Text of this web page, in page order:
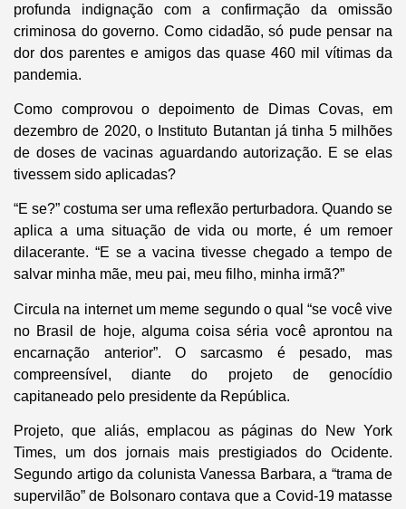
profunda indignação com a confirmação da omissão
criminosa do governo. Como cidadão, só pude pensar na
dor dos parentes e amigos das quase 460 mil vítimas da
pandemia.
Como comprovou o depoimento de Dimas Covas, em
dezembro de 2020, o Instituto Butantan já tinha 5 milhões
de doses de vacinas aguardando autorização. E se elas
tivessem sido aplicadas?
“E se?” costuma ser uma reflexão perturbadora. Quando se
aplica a uma situação de vida ou morte, é um remoer
dilacerante. “E se a vacina tivesse chegado a tempo de
salvar minha mãe, meu pai, meu filho, minha irmã?”
Circula na internet um meme segundo o qual “se você vive
no Brasil de hoje, alguma coisa séria você aprontou na
encarnação anterior”. O sarcasmo é pesado, mas
compreensível, diante do projeto de genocídio
capitaneado pelo presidente da República.
Projeto, que aliás, emplacou as páginas do New York
Times, um dos jornais mais prestigiados do Ocidente.
Segundo artigo da colunista Vanessa Barbara, a “trama de
supervilão” de Bolsonaro contava que a Covid-19 matasse